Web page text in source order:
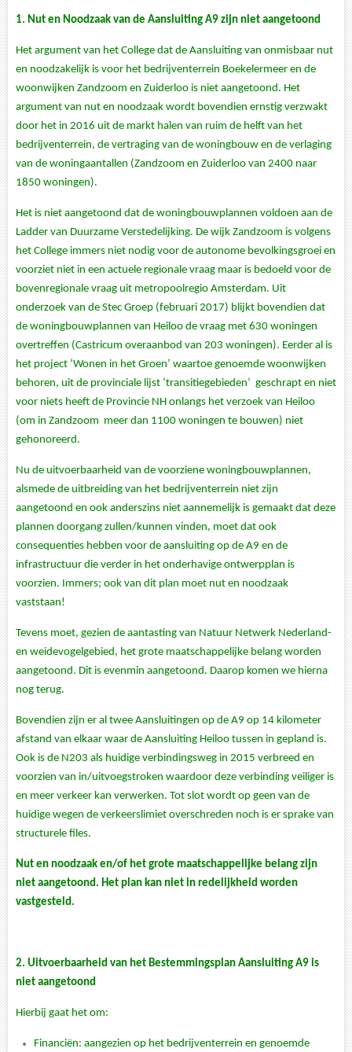
1. Nut en Noodzaak van de Aansluiting A9 zijn niet aangetoond
Het argument van het College dat de Aansluiting van onmisbaar nut
en noodzakelijk is voor het bedrijventerrein Boekelermeer en de
woonwijken Zandzoom en Zuiderloo is niet aangetoond. Het
argument van nut en noodzaak wordt bovendien ernstig verzwakt
door het in 2016 uit de markt halen van ruim de helft van het
bedrijventerrein, de vertraging van de woningbouw en de verlaging
van de woningaantallen (Zandzoom en Zuiderloo van 2400 naar
1850 woningen).
Het is niet aangetoond dat de woningbouwplannen voldoen aan de
Ladder van Duurzame Verstedelijking. De wijk Zandzoom is volgens
het College immers niet nodig voor de autonome bevolkingsgroei en
voorziet niet in een actuele regionale vraag maar is bedoeld voor de
bovenregionale vraag uit metropoolregio Amsterdam. Uit
onderzoek van de Stec Groep (februari 2017) blijkt bovendien dat
de woningbouwplannen van Heiloo de vraag met 630 woningen
overtreffen (Castricum overaanbod van 203 woningen). Eerder al is
het project ‘Wonen in het Groen’ waartoe genoemde woonwijken
behoren, uit de provinciale lijst ‘transitiegebieden’ geschrapt en niet
voor niets heeft de Provincie NH onlangs het verzoek van Heiloo
(om in Zandzoom meer dan 1100 woningen te bouwen) niet
gehonoreerd.
Nu de uitvoerbaarheid van de voorziene woningbouwplannen,
alsmede de uitbreiding van het bedrijventerrein niet zijn
aangetoond en ook anderszins niet aannemelijk is gemaakt dat deze
plannen doorgang zullen/kunnen vinden, moet dat ook
consequenties hebben voor de aansluiting op de A9 en de
infrastructuur die verder in het onderhavige ontwerpplan is
voorzien. Immers; ook van dit plan moet nut en noodzaak
vaststaan!
Tevens moet, gezien de aantasting van Natuur Netwerk Nederland-
en weidevogelgebied, het grote maatschappelijke belang worden
aangetoond. Dit is evenmin aangetoond. Daarop komen we hierna
nog terug.
Bovendien zijn er al twee Aansluitingen op de A9 op 14 kilometer
afstand van elkaar waar de Aansluiting Heiloo tussen in gepland is.
Ook is de N203 als huidige verbindingsweg in 2015 verbreed en
voorzien van in/uitvoegstroken waardoor deze verbinding veiliger is
en meer verkeer kan verwerken. Tot slot wordt op geen van de
huidige wegen de verkeerslimiet overschreden noch is er sprake van
structurele files.
Nut en noodzaak en/of het grote maatschappelijke belang zijn
niet aangetoond. Het plan kan niet in redelijkheid worden
vastgesteld.
2. Uitvoerbaarheid van het Bestemmingsplan Aansluiting A9 is
niet aangetoond
Hierbij gaat het om:
Financiën: aangezien op het bedrijventerrein en genoemde